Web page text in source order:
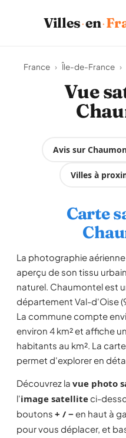
Villes·en·
France › Île-de-France ›
Vue
Avis sur
Villes à
Carte
La photographie
aperçu de son tissu
naturel. Chaumontel est
département Val-d'Oise
La commune compte
environ 4 km² et affiche
habitants au km². La
permet d'explorer en
Découvrez la vue photo
l'image satelliteci-
boutons + / −en haut à
pour vous déplacer, et